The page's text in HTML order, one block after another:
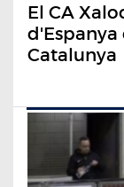
El CA
d'Espanya
Catalunya